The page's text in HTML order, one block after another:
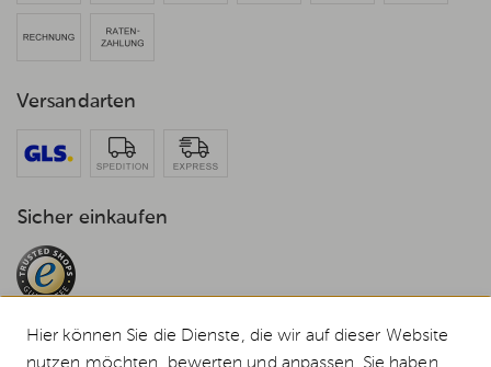
Versandarten
Sicher einkaufen
Hier können Sie die Dienste, die wir auf dieser Website